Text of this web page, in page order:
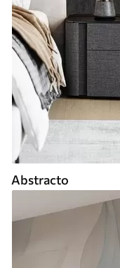
Abstracto